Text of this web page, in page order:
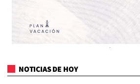
NOTICIAS DE HOY